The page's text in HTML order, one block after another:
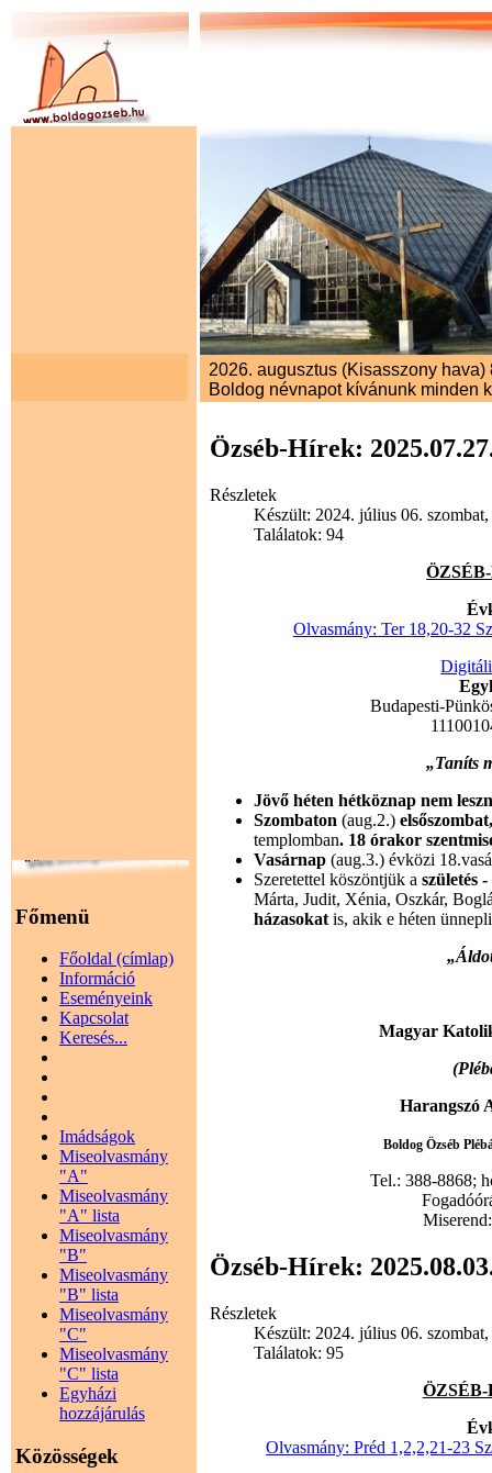
Főmenü
Főoldal (címlap)
Információ
Eseményeink
Kapcsolat
Keresés...
Imádságok
Miseolvasmány
"A"
Miseolvasmány
"A" lista
Miseolvasmány
"B"
Miseolvasmány
"B" lista
Miseolvasmány
"C"
Miseolvasmány
"C" lista
Egyházi
hozzájárulás
Közösségek
2026. augusztus (Kisasszony hava)
Boldog névnapot kívánunk minden
Özséb-Hírek:
Részletek
Készült: 2024. július 06.
Találatok: 94
Olvasmány: Ter 18,20-32
Budapesti-
„Taníts
Jövő héten hétköznap nem
Szombaton(aug.2.)
templomban. 18 órakor
Vasárnap(aug.3.) évközi
Szeretettel köszöntjük aszületés
Márta, Judit, Xénia, Oszkár,
házasokat is, akik e héten
Magyar
Harangszó
Boldog Özséb
Tel.: 388-8868;
Özséb-Hírek:
Részletek
Készült: 2024. július 06.
Találatok: 95
ÖZSÉB-
Olvasmány: Préd 1,2,2,21-23